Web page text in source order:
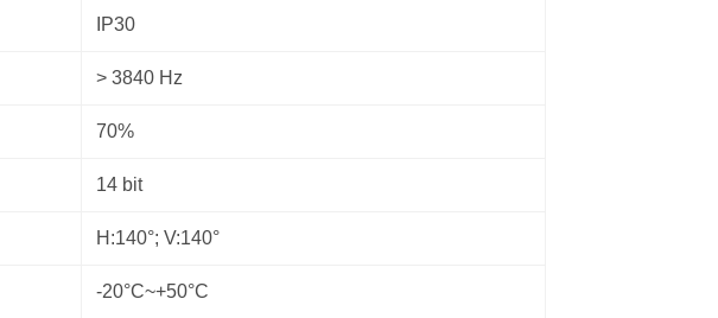
IP30
> 3840 Hz
70%
14 bit
H:140°; V:140°
-20°C~+50°C